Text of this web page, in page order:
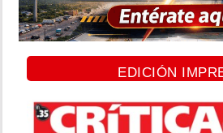
EDICIÓN